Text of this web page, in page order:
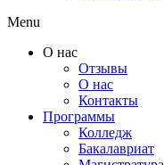
Menu
О нас
Отзывы
О нас
Контакты
Программы
Колледж
Бакалавриат